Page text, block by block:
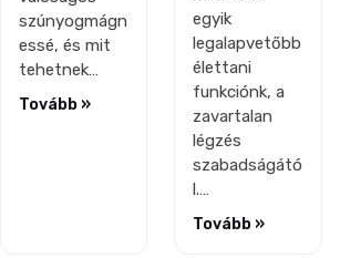
szúnyogmágn
essé, és mit
tehetnek…
Tovább »
egyik
legalapvetőbb
élettani
funkciónk, a
zavartalan
légzés
szabadságátó
l.…
Tovább »